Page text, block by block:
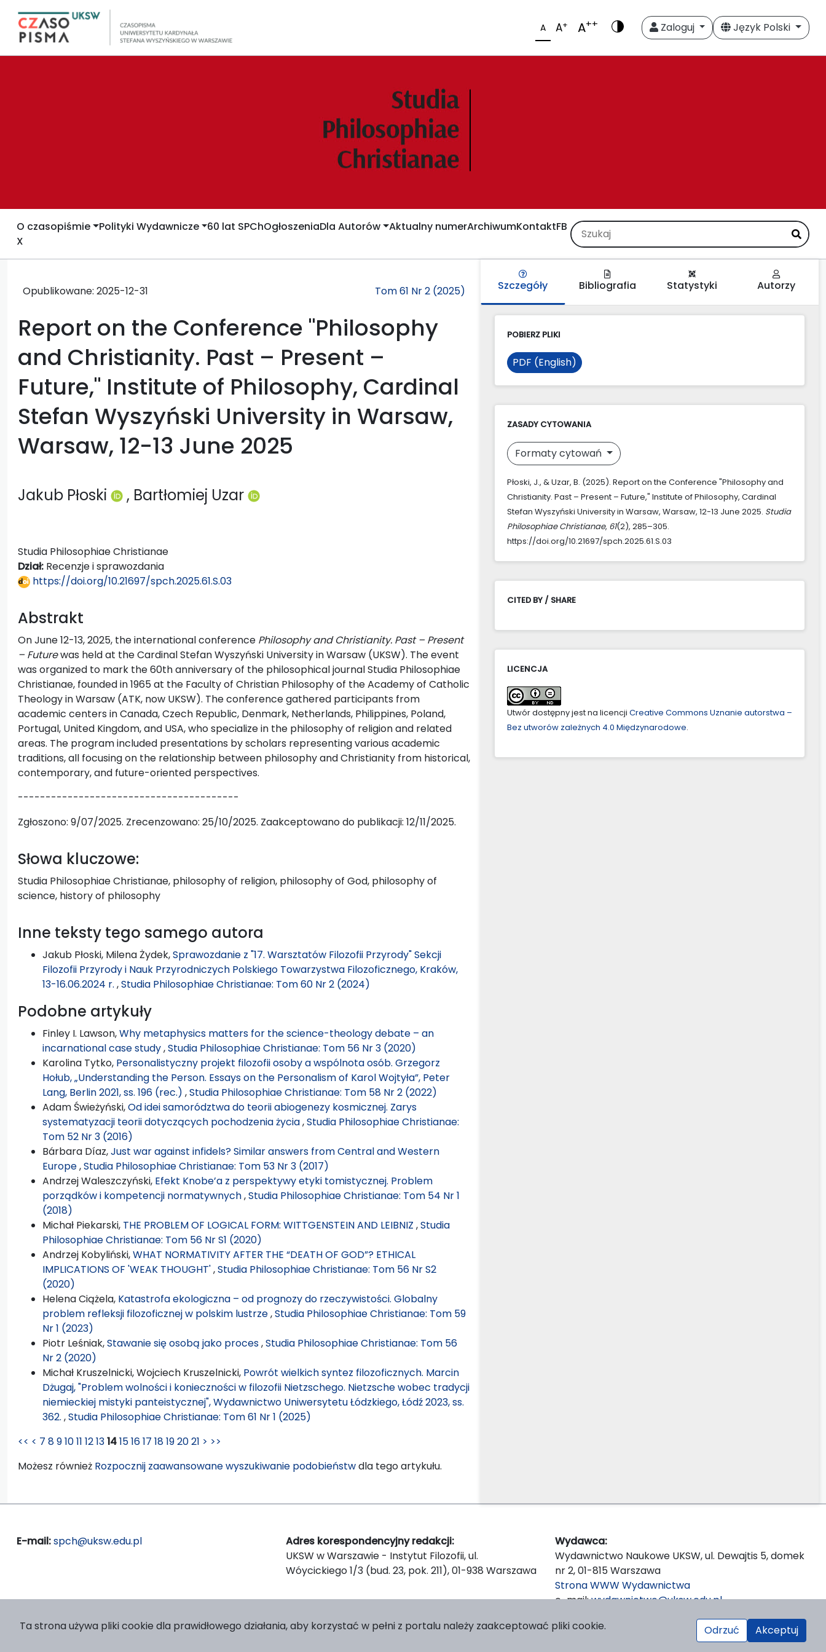
A A+ A++ Zaloguj Język Polski
O czasopiśmie Polityki Wydawnicze 60 lat SPChOgłoszeniaDla Autorów Aktualny numerArchiwumKontaktFB
X
Opublikowane: 2025-12-31 Tom 61 Nr 2 (2025)
Report on the Conference "Philosophy
and Christianity. Past – Present –
Future," Institute of Philosophy, Cardinal
Stefan Wyszyński University in Warsaw,
Warsaw, 12-13 June 2025
Jakub Płoski , Bartłomiej Uzar
Studia Philosophiae Christianae
Dział: Recenzje i sprawozdania
https://doi.org/10.21697/spch.2025.61.S.03
Abstrakt
On June 12-13, 2025, the international conference Philosophy and Christianity. Past – Present
– Futurewas held at the Cardinal Stefan Wyszyński University in Warsaw (UKSW). The event
was organized to mark the 60th anniversary of the philosophical journal Studia Philosophiae
Christianae, founded in 1965 at the Faculty of Christian Philosophy of the Academy of Catholic
Theology in Warsaw (ATK, now UKSW). The conference gathered participants from
academic centers in Canada, Czech Republic, Denmark, Netherlands, Philippines, Poland,
Portugal, United Kingdom, and USA, who specialize in the philosophy of religion and related
areas. The program included presentations by scholars representing various academic
traditions, all focusing on the relationship between philosophy and Christianity from historical,
contemporary, and future-oriented perspectives.
----------------------------------------
Zgłoszono: 9/07/2025. Zrecenzowano: 25/10/2025. Zaakceptowano do publikacji: 12/11/2025.
Słowa kluczowe:
Studia Philosophiae Christianae, philosophy of religion, philosophy of God, philosophy of
science, history of philosophy
Inne teksty tego samego autora
Jakub Płoski, Milena Żydek,Sprawozdanie z "17. Warsztatów Filozofii Przyrody" Sekcji
Filozofii Przyrody i Nauk Przyrodniczych Polskiego Towarzystwa Filozoficznego, Kraków,
13-16.06.2024 r. ,Studia Philosophiae Christianae: Tom 60 Nr 2 (2024)
Podobne artykuły
Finley I. Lawson,Why metaphysics matters for the science-theology debate – an
incarnational case study,Studia Philosophiae Christianae: Tom 56 Nr 3 (2020)
Karolina Tytko, Personalistyczny projekt filozofii osoby a wspólnota osób. Grzegorz
Hołub, „Understanding the Person. Essays on the Personalism of Karol Wojtyła”, Peter
Lang, Berlin 2021, ss. 196 (rec.) ,Studia Philosophiae Christianae: Tom 58 Nr 2 (2022)
Adam Świeżyński,Od idei samorództwa do teorii abiogenezy kosmicznej. Zarys
systematyzacji teorii dotyczących pochodzenia życia,Studia Philosophiae Christianae:
Tom 52 Nr 3 (2016)
Bárbara Díaz,Just war against infidels? Similar answers from Central and Western
Europe,Studia Philosophiae Christianae: Tom 53 Nr 3 (2017)
Andrzej Waleszczyński, Efekt Knobe’a z perspektywy etyki tomistycznej. Problem
porządków i kompetencji normatywnych,Studia Philosophiae Christianae: Tom 54 Nr 1
(2018)
Michał Piekarski, THE PROBLEM OF LOGICAL FORM: WITTGENSTEIN AND LEIBNIZ ,Studia
Philosophiae Christianae: Tom 56 Nr S1 (2020)
Andrzej Kobyliński,WHAT NORMATIVITY AFTER THE “DEATH OF GOD”? ETHICAL
IMPLICATIONS OF 'WEAK THOUGHT',Studia Philosophiae Christianae: Tom 56 Nr S2
(2020)
Helena Ciążela, Katastrofa ekologiczna – od prognozy do rzeczywistości. Globalny
problem refleksji filozoficznej w polskim lustrze,Studia Philosophiae Christianae: Tom 59
Nr 1 (2023)
Piotr Leśniak,Stawanie się osobą jako proces,Studia Philosophiae Christianae: Tom 56
Nr 2 (2020)
Michał Kruszelnicki, Wojciech Kruszelnicki, Powrót wielkich syntez filozoficznych. Marcin
Dżugaj, "Problem wolności i konieczności w filozofii Nietzschego. Nietzsche wobec tradycji
niemieckiej mistyki panteistycznej", Wydawnictwo Uniwersytetu Łódzkiego, Łódź 2023, ss.
362. ,Studia Philosophiae Christianae: Tom 61 Nr 1 (2025)
<< < 7 891011 121314151617 18192021 > >>
Możesz również Rozpocznij zaawansowane wyszukiwanie podobieństwdla tego artykułu.
Szczegóły Bibliografia Statystyki Autorzy
POBIERZ PLIKI
PDF (English)
ZASADY CYTOWANIA
Formaty cytowań
Płoski, J., & Uzar, B. (2025). Report on the Conference "Philosophy and
Christianity. Past – Present – Future," Institute of Philosophy, Cardinal
Stefan Wyszyński University in Warsaw, Warsaw, 12-13 June 2025. Studia
Philosophiae Christianae, 61(2), 285–305.
https://doi.org/10.21697/spch.2025.61.S.03
CITED BY / SHARE
LICENCJA
Utwór dostępny jest na licencji Creative Commons Uznanie autorstwa –
Bez utworów zależnych 4.0 Międzynarodowe.
E-mail:spch@uksw.edu.pl
Adres korespondencyjny redakcji:
UKSW w Warszawie - Instytut Filozofii, ul.
Wóycickiego 1/3 (bud. 23, pok. 211), 01-938 Warszawa
Wydawca:
Wydawnictwo Naukowe UKSW, ul. Dewajtis 5, domek
nr 2, 01-815 Warszawa
Strona WWW Wydawnictwa
e-mail:wydawnictwo@uksw.edu.pl
Ta strona używa pliki cookie dla prawidłowego działania, aby korzystać w pełni z portalu należy zaakceptować pliki cookie.
Odrzuć Akceptuj